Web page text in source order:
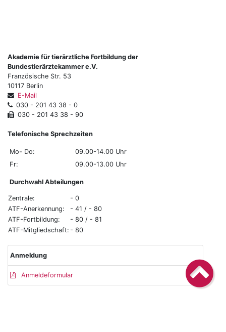
Akademie für tierärztliche Fortbildung der
Bundestierärztekammer e.V.
Französische Str. 53
10117 Berlin
E-Mail
030 - 201 43 38 - 0
030 - 201 43 38 - 90
Telefonische Sprechzeiten
Mo- Do:
09.00-14.00 Uhr
Fr:
09.00-13.00 Uhr
Durchwahl Abteilungen
Zentrale:
- 0
ATF-Anerkennung:
- 41 / - 80
ATF-Fortbildung:
- 80 / - 81
ATF-Mitgliedschaft: - 80
Anmeldung
Anmeldeformular